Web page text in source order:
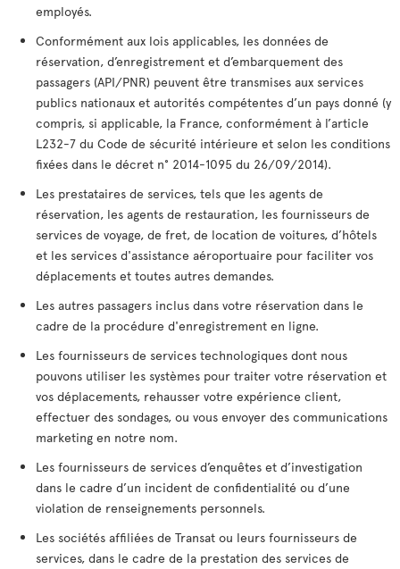
employés.
Conformément aux lois applicables, les données de
réservation, d’enregistrement et d’embarquement des
passagers (API/PNR) peuvent être transmises aux services
publics nationaux et autorités compétentes d’un pays donné (y
compris, si applicable, la France, conformément à l’article
L232-7 du Code de sécurité intérieure et selon les conditions
fixées dans le décret n° 2014-1095 du 26/09/2014).
Les prestataires de services, tels que les agents de
réservation, les agents de restauration, les fournisseurs de
services de voyage, de fret, de location de voitures, d’hôtels
et les services d'assistance aéroportuaire pour faciliter vos
déplacements et toutes autres demandes.
Les autres passagers inclus dans votre réservation dans le
cadre de la procédure d'enregistrement en ligne.
Les fournisseurs de services technologiques dont nous
pouvons utiliser les systèmes pour traiter votre réservation et
vos déplacements, rehausser votre expérience client,
effectuer des sondages, ou vous envoyer des communications
marketing en notre nom.
Les fournisseurs de services d’enquêtes et d’investigation
dans le cadre d’un incident de confidentialité ou d’une
violation de renseignements personnels.
Les sociétés affiliées de Transat ou leurs fournisseurs de
services, dans le cadre de la prestation des services de